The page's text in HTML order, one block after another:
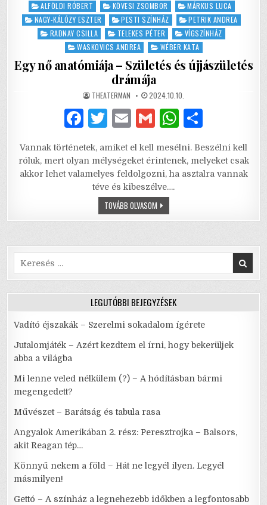
Posted
in
ALFÖLDI RÓBERT KÖVESI ZSOMBOR
MÁRKUS LUCA
NAGY-KÁLÓZY ESZTER
PESTI SZÍNHÁZ
PETRIK ANDREA
RADNAY CSILLA
TELEKES PÉTER
VÍGSZÍNHÁZ
WASKOVICS ANDREA
WÉBER KATA
Egy nő anatómiája – Születés és újjászületés
drámája
AUTHOR:
THEATERMAN PUBLISHED
2024.10.10.
F
c
e
b
k
T
it
te
r
E
ai
l
G
ai
l
W
at
s
ar
e
Vannak történetek, amiket el kell mesélni. Beszélni kell
róluk, mert olyan mélységeket érintenek, melyeket csak
akkor lehet valamelyes feldolgozni, ha asztalra vannak
téve és kibeszélve….
TOVÁBB OLVASOMEGY
NŐ
ANATÓMIÁJA
ÉS
ÚJJÁSZÜLETÉS
Search
for:
LEGUTÓBBI BEJEGYZÉSEK
Vadító éjszakák – Szerelmi sokadalom ígérete
Jutalomjáték – Azért kezdtem el írni, hogy bekerüljek
abba a világba
Mi lenne veled nélkülem (?) – A hódításban bármi
megengedett?
Művészet – Barátság és tabula rasa
Angyalok Amerikában 2. rész: Peresztrojka – Balsors,
akit Reagan tép…
Könnyű nekem a föld – Hát ne legyél ilyen. Legyél
másmilyen!
Gettó – A színház a legnehezebb időkben a legfontosabb